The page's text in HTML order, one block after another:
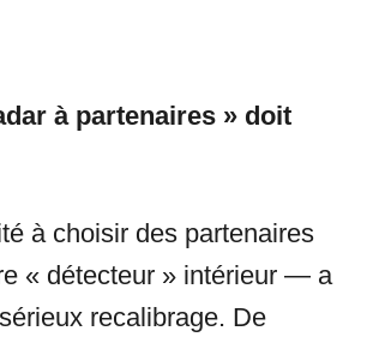
à partenaires » doit
à choisir des partenaires
« détecteur » intérieur — a
recalibrage. De